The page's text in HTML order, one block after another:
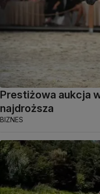
Prestiżowa aukcja
najdroższa
BIZNES